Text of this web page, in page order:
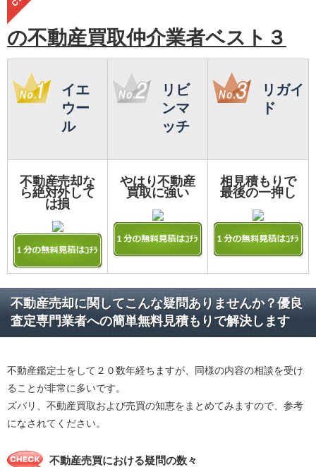
の不動産買取仲介業者ベスト３
イエ
ウー
ル
リビ
ンマ
ッチ
リガイ
ド
不動産売却な
ら絶対外して
は損
やはり不動産
買取に強い
相見積もりで
最後の一押し
不動産売却に関してこんな疑問ありませんか？優良
査定専門業者への簡単無料見積もりで解決します
不動産鑑定士をして２０数年経ちますが、同様の内容の相談を受け
ることが非常に多いです。
ズバリ、不動産買取および売買の知恵をまとめてみますので、参考
になされてください。
不動産売買における疑問の数々